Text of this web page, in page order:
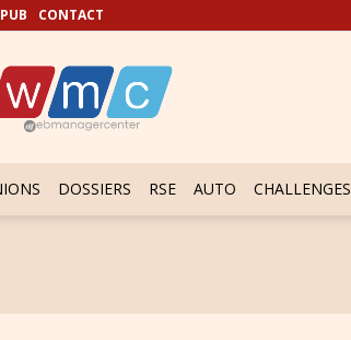
PUB CONTACT
DOSSIERS RSE AUTO CHALLENGES